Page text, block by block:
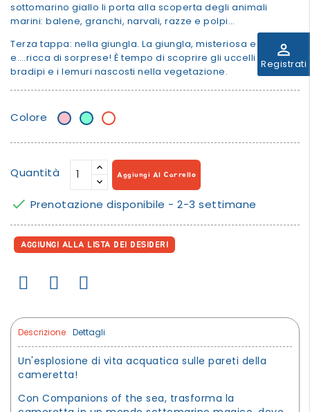
perm_identity
Registrati
sottomarino giallo li porta alla scoperta degli animali
marini: balene, granchi, narvali, razze e polpi…
Terza tappa: nella giungla. La giungla, misteriosa e poetica
e….ricca di sorprese! È tempo di scoprire gli uccelli esotici, i
bradipi e i lemuri nascosti nella vegetazione.
Colore RosaVerdeNatural
Quantità Aggiungi Al Carrello
 Prenotazione disponibile - 2-3 settimane
AGGIUNGI ALLA LISTA DEI DESIDERI
Descrizione Dettagli
Un'esplosione di vita acquatica sulle pareti della
cameretta!
Con Companions of the sea, trasforma la